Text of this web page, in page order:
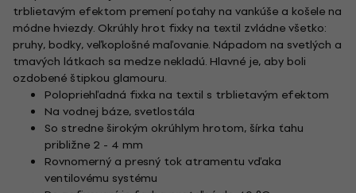
trblietavým efektom premení poťahy na vankúše a košele na
módne hviezdy. Okrúhly hrot fixky na textil zvládne všetko:
pruhy, bodky, veľkoplošné maľovanie. Nápadom na svetlých a
tmavých látkach sa medze nekladú. Hlavné je, aby boli
ozdobené štipkou glamouru.
Polopriehľadná fixka na textil s trblietavým efektom
Na vodnej báze, svetlostála
So stredne širokým okrúhlym hrotom, šírka ťahu
približne 2 - 4 mm
Rovnomerný a presný tok atramentu vďaka
ventilovému systému